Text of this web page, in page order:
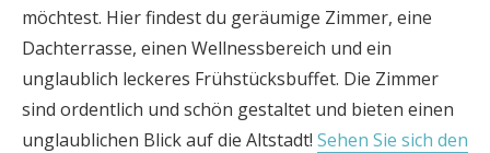
möchtest. Hier findest du geräumige Zimmer, eine
Dachterrasse, einen Wellnessbereich und ein
unglaublich leckeres Frühstücksbuffet. Die Zimmer
sind ordentlich und schön gestaltet und bieten einen
unglaublichen Blick auf die Altstadt! Sehen Sie sich den